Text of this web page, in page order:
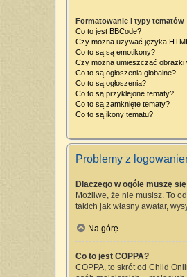
Formatowanie i typy tematów
Co to jest BBCode?
Czy można używać języka
Co to są są emotikony?
Czy można umieszczać obrazki
Co to są ogłoszenia globalne?
Co to są ogłoszenia?
Co to są przyklejone tematy?
Co to są zamknięte tematy?
Co to są ikony tematu?
Problemy z
Dlaczego w ogóle muszę
Możliwe, że nie musisz. To
takich jak własny awatar,
Na górę
Co to jest COPPA?
COPPA, to skrót od Child